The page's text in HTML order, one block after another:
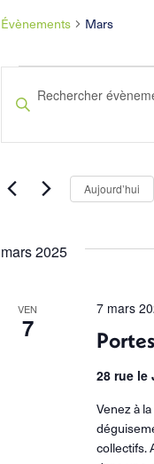
Évènements Mars
Évènements
Recherche
de
vues
mot-
clé.
Évènements
mot-
Aujourd’hui
mars 2025
VEN
7
7 mars
28 rue
Venez à
collectifs.